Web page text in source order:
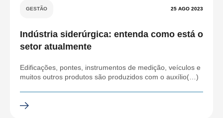
GESTÃO 25 AGO 2023
Indústria siderúrgica: entenda como está o
setor atualmente
Edificações, pontes, instrumentos de medição, veículos e
muitos outros produtos são produzidos com o auxílio(…)